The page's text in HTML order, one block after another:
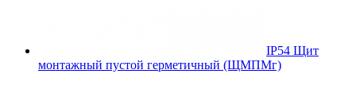
IP54 Щит
монтажный пустой герметичный (ЩМПМг)